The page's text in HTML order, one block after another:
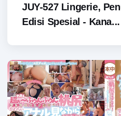
JUY-527 Lingerie,
Edisi Spesial - Kana...